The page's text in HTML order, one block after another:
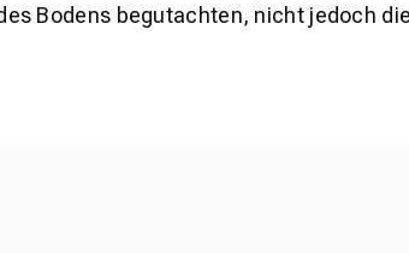
Bodens begutachten, nicht jedoch